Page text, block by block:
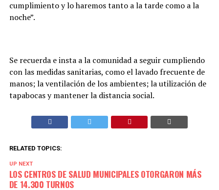
cumplimiento y lo haremos tanto a la tarde como a la
noche”.
Se recuerda e insta a la comunidad a seguir cumpliendo
con las medidas sanitarias, como el lavado frecuente de
manos; la ventilación de los ambientes; la utilización de
tapabocas y mantener la distancia social.
RELATED TOPICS:
UP NEXT
LOS CENTROS DE SALUD MUNICIPALES OTORGARON MÁS
DE 14.300 TURNOS